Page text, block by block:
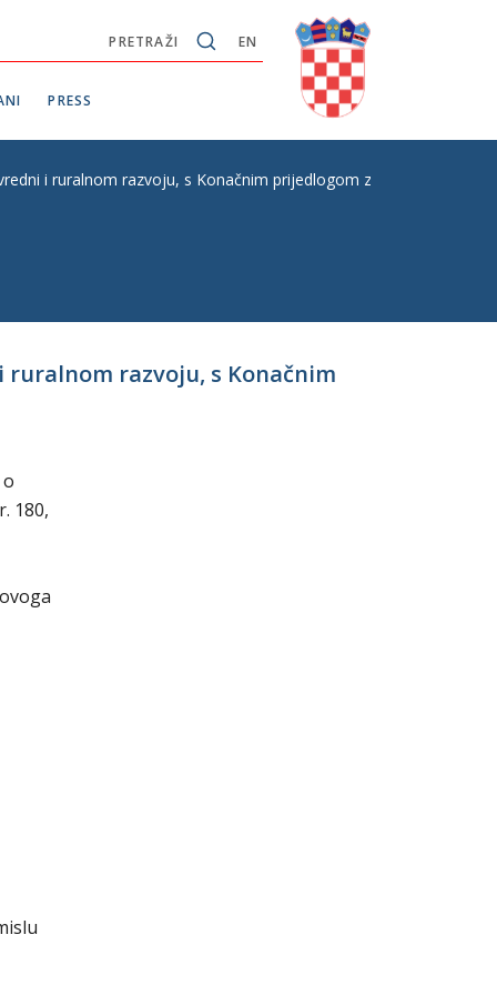
EN
PRETRAŽI
PRESS
i ruralnom razvoju, s Konačnim prijedlogom zakona, P. Z. E.
razvoju, s Konačnim
180,